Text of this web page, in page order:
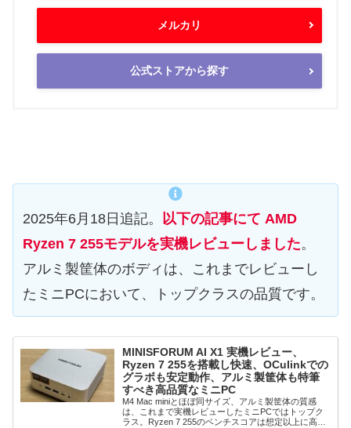
メルカリ
公式ストアから探す
2025年6月18日追記。
以下の記事にて AMD
Ryzen 7 255モデルを実機レビューしました。
アルミ製筐体のボディは、これまでレビューし
たミニPCにおいて、トップクラスの品質です。
MINISFORUM AI X1 実機レビュー、
Ryzen 7 255を搭載し快速、OCulinkでの
グラボも安定動作、アルミ製筐体も特筆
すべき高品質なミニPC
M4 Mac miniとほぼ同サイズ、アルミ製筐体の質感
は、これまで実機レビューしたミニPCではトップク
ラス。Ryzen 7 255のベンチスコアは想定以上に高